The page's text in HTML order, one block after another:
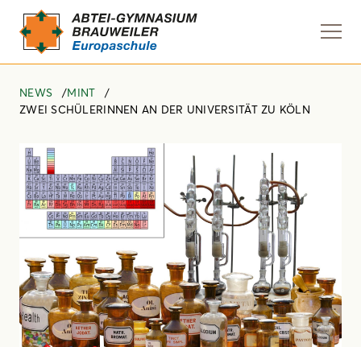
NEWS
MINT
ZWEI SCHÜLERINNEN AN DER UNIVERSITÄT ZU KÖLN